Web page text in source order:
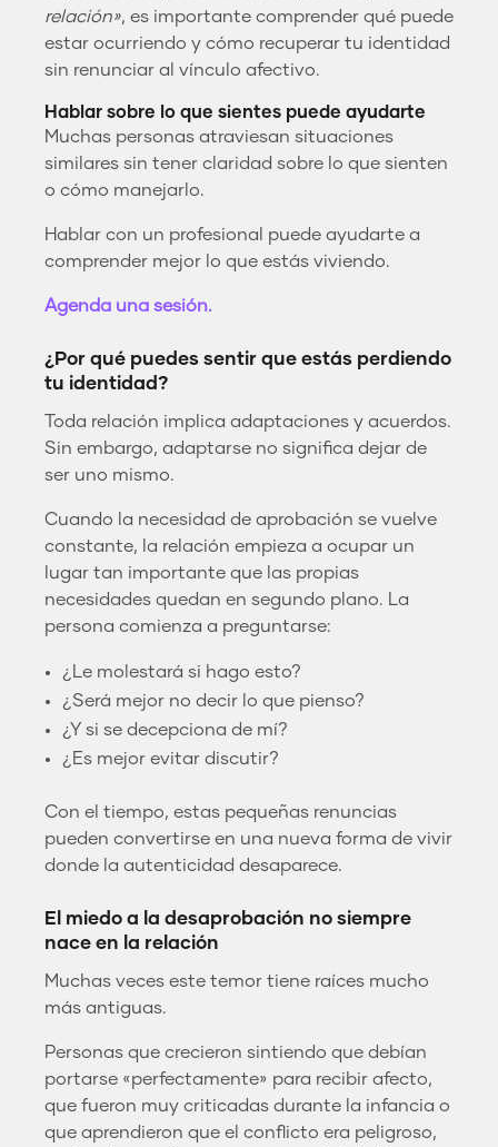
relación», es importante comprender qué puede
estar ocurriendo y cómo recuperar tu identidad
sin renunciar al vínculo afectivo.
Hablar sobre lo que sientes puede ayudarte
Muchas personas atraviesan situaciones
similares sin tener claridad sobre lo que sienten
o cómo manejarlo.
Hablar con un profesional puede ayudarte a
comprender mejor lo que estás viviendo.
Agenda una sesión.
¿Por qué puedes sentir que estás perdiendo
tu identidad?
Toda relación implica adaptaciones y acuerdos.
Sin embargo, adaptarse no significa dejar de
ser uno mismo.
Cuando la necesidad de aprobación se vuelve
constante, la relación empieza a ocupar un
lugar tan importante que las propias
necesidades quedan en segundo plano. La
persona comienza a preguntarse:
¿Le molestará si hago esto?
¿Será mejor no decir lo que pienso?
¿Y si se decepciona de mí?
¿Es mejor evitar discutir?
Con el tiempo, estas pequeñas renuncias
pueden convertirse en una nueva forma de vivir
donde la autenticidad desaparece.
El miedo a la desaprobación no siempre
nace en la relación
Muchas veces este temor tiene raíces mucho
más antiguas.
Personas que crecieron sintiendo que debían
portarse «perfectamente» para recibir afecto,
que fueron muy criticadas durante la infancia o
que aprendieron que el conflicto era peligroso,